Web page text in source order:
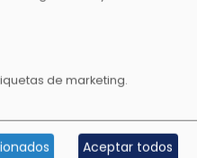
de marketing.
Aceptar todos